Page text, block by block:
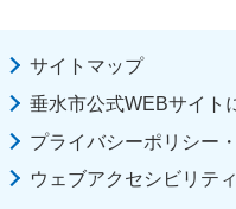
サイトマップ
垂水市公式WEBサイト
プライバシーポリシー
ウェブアクセシビリテ